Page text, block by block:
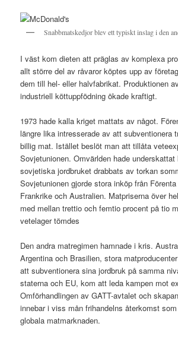
Snabbmatskedjor blev ett typiskt inslag i den
I väst kom dieten att präglas av komplexa
allt större del av råvaror köptes upp av
dem till hel- eller halvfabrikat. Produktionen
industriell köttuppfödning ökade kraftigt.
1973 hade kalla kriget mattats av något.
längre lika intresserade av att subventionera
billig mat. Istället beslöt man att tillåta
Sovjetunionen. Omvärlden hade underskattat
sovjetiska jordbruket drabbats av torkan
Sovjetunionen gjorde stora inköp från
Frankrike och Australien. Matpriserna över
med mellan trettio och femtio procent på tio
vetelager tömdes
Den andra matregimen hamnade i kris.
Argentina och Brasilien, stora
att subventionera sina jordbruk på samma
staterna och EU, kom att leda kampen mot
Omförhandlingen av GATT-avtalet och
innebar i viss mån frihandelns återkomst
globala matmarknaden.